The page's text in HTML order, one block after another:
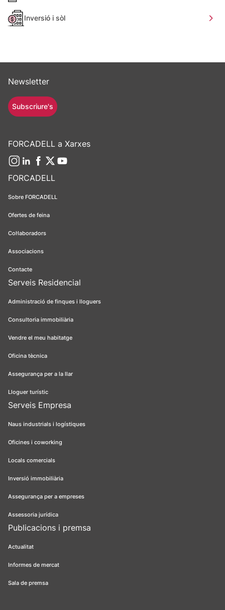
Inversió i sòl
FORCADELL
Sobre FORCADELL
Ofertes de feina
Col·laboradors
Associacions
Contacte
Serveis Residencial
Administració de finques i lloguers
Consultoria immobiliària
Vendre el meu habitatge
Oficina tècnica
Assegurança per a la llar
Lloguer turístic
Serveis Empresa
Naus industrials i logístiques
Oficines i coworking
Locals comercials
Inversió immobiliària
Assegurança per a empreses
Assessoria jurídica
Publicacions i premsa
Actualitat
Informes de mercat
Sala de premsa
Newsletter
Subscriure's
FORCADELL a Xarxes